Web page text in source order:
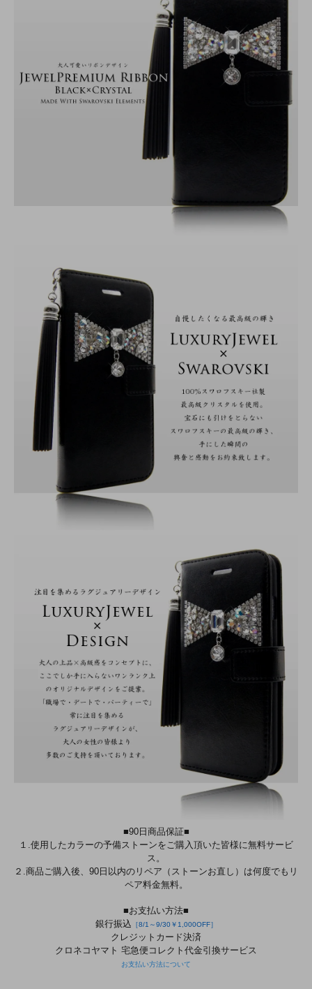
■90日商品保証■
１.使用したカラーの予備ストーンをご購入頂いた皆様に無料サービ
ス。
２.商品ご購入後、90日以内のリペア（ストーンお直し）は何度でもリ
ペア料金無料。
■お支払い方法■
銀行振込 ［8/1～9/30￥1,000OFF］
クレジットカード決済
クロネコヤマト 宅急便コレクト代金引換サービス
お支払い方法について